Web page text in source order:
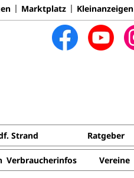
Marktplatz Kleinanzeigen
Strand Ratgeber
Verbraucherinfos Vereine